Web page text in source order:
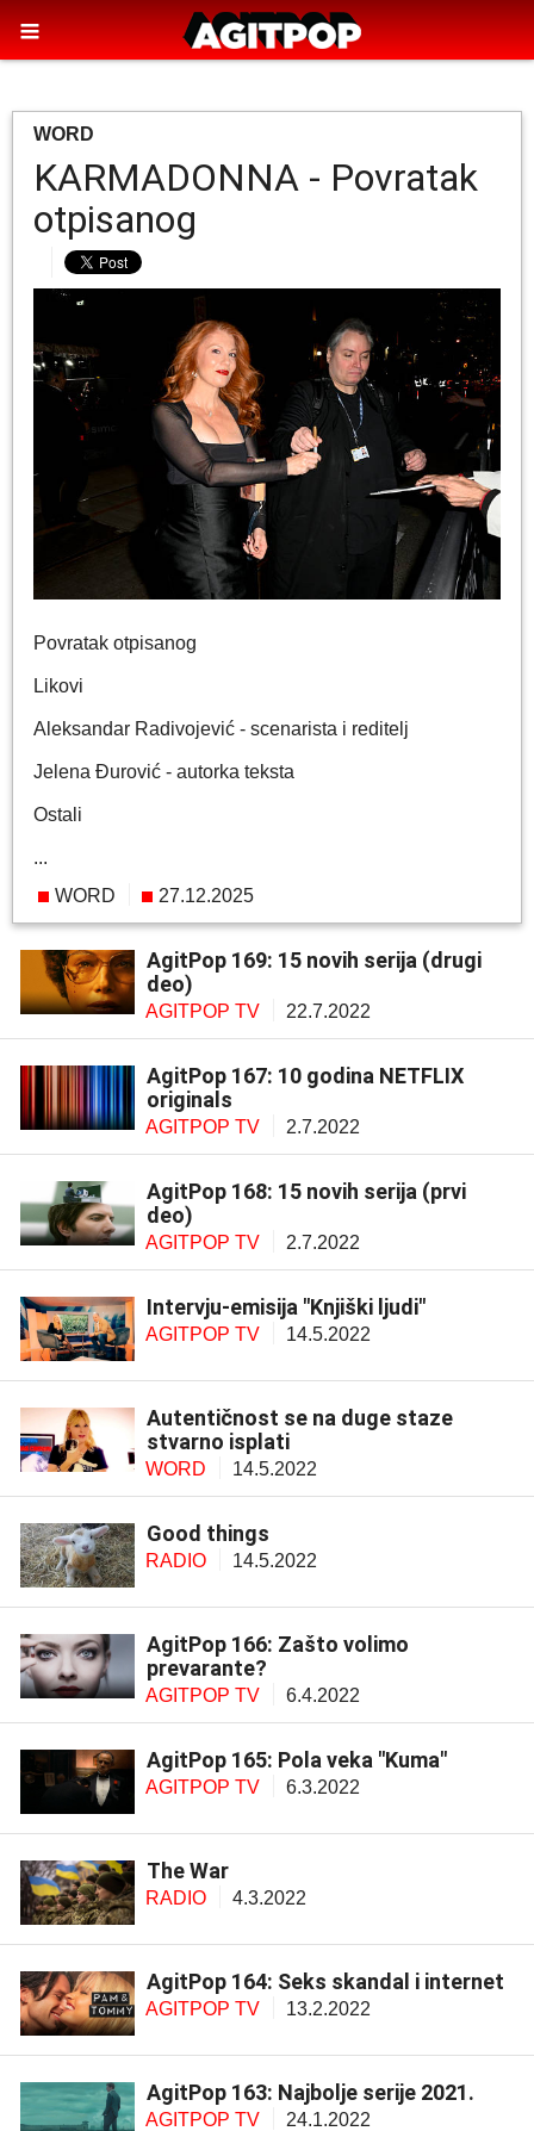
WORD
KARMADONNA - Povratak
otpisanog
Povratak otpisanog
Likovi
Aleksandar Radivojević - scenarista i reditelj
Jelena Đurović - autorka teksta
Ostali
...
WORD
27.12.2025
AgitPop 169: 15 novih serija (drugi
deo)
AGITPOP TV 22.7.2022
AgitPop 167: 10 godina NETFLIX
originals
AGITPOP TV 2.7.2022
AgitPop 168: 15 novih serija (prvi
deo)
AGITPOP TV 2.7.2022
Intervju-emisija "Knjiški ljudi"
AGITPOP TV 14.5.2022
Autentičnost se na duge staze
stvarno isplati
WORD 14.5.2022
Good things
RADIO 14.5.2022
AgitPop 166: Zašto volimo
prevarante?
AGITPOP TV 6.4.2022
AgitPop 165: Pola veka "Kuma"
AGITPOP TV 6.3.2022
The War
RADIO 4.3.2022
AgitPop 164: Seks skandal i internet
AGITPOP TV 13.2.2022
AgitPop 163: Najbolje serije 2021.
AGITPOP TV 24.1.2022